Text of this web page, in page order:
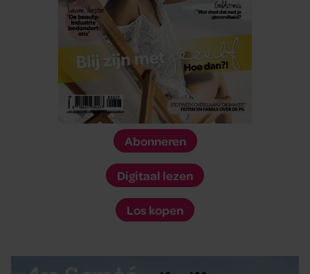
Abonneren
Digitaal lezen
Los kopen